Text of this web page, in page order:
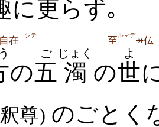
に更らず｡
自在 ニシテ 至 ルマデ↠仏ニ
の五
ご
濁
じょく
の世
よ
尊) のごとく